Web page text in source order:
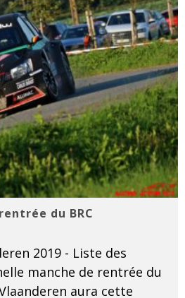
du BRC
2019 - Liste des
manche de rentrée du
aura cette